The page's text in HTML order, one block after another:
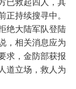
持续搜寻中。
绝大陆军队登陆
，相关消息应为
求，金防部获报
道立场，救人为